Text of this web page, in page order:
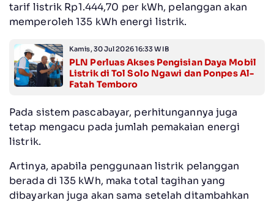
tarif listrik Rp1.444,70 per kWh, pelanggan akan
memperoleh 135 kWh energi listrik.
Kamis, 30 Jul 2026 16:33 WIB
PLN Perluas Akses Pengisian Daya Mobil
Listrik di Tol Solo Ngawi dan Ponpes Al-
Fatah Temboro
Pada sistem pascabayar, perhitungannya juga
tetap mengacu pada jumlah pemakaian energi
listrik.
Artinya, apabila penggunaan listrik pelanggan
berada di 135 kWh, maka total tagihan yang
dibayarkan juga akan sama setelah ditambahkan